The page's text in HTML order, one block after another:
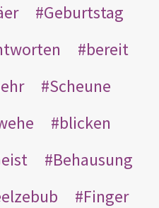
Geburtstag
bereit
Scheune
blicken
Behausung
Finger